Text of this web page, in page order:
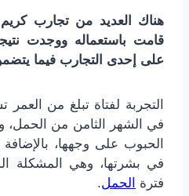
هناك العديد من تجارب
قامت باستعماله ووجدت
على إحدى التجارب فيما
التجربة لفتاة تبلغ من
في الشهر الثامن من الحمل،
الحبوب على وجهها،
في بشرتها، وهي المشكلة
فترة
الحمل.